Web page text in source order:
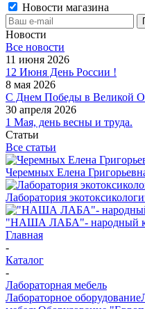
Новости магазина
Новости
Все новости
11 июня 2026
12 Июня День России !
8 мая 2026
С Днем Победы в Великой
30 апреля 2026
1 Мая, день весны и труда.
Статьи
Все статьи
Черемных Елена
Лаборатория
"НАША ЛАБА"- народный
Главная
-
Каталог
-
Лабораторная мебель
Лабораторное оборудование